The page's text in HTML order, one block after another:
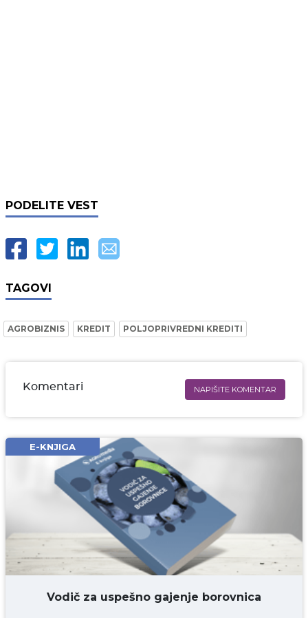
PODELITE VEST
TAGOVI
AGROBIZNIS KREDIT POLJOPRIVREDNI KREDITI
Komentari NAPIŠITE KOMENTAR
Email* obavezno
Komentar* obavezno
DODAJ KOMENTAR
E-KNJIGA
Vodič za uspešno gajenje borovnica